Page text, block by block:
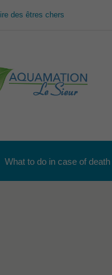
des êtres chers
What to do in case of death